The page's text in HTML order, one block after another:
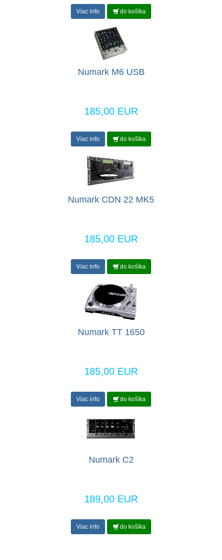
Viac info do košíka
Numark M6 USB
185,00 EUR
Viac info do košíka
Numark CDN 22 MK5
185,00 EUR
Viac info do košíka
Numark TT 1650
185,00 EUR
Viac info do košíka
Numark C2
189,00 EUR
Viac info do košíka